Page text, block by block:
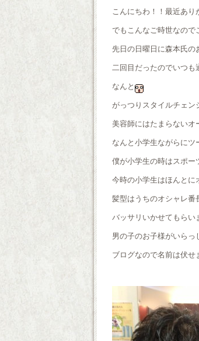
こんにちわ！！最近あり
でもこんなご時世なので
先日の日曜日に森本氏の
二回目だったのでいつも
なんと
がっつりスタイルチェン
美容師にはたまらないオ
なんと小学生ながらに
僕が小学生の時はスポー
今時の小学生はほんとに
髪型はうちのオシャレ番
バッサリいかせてもらい
男の子のお子様がいら
ブログなので名前は伏せ